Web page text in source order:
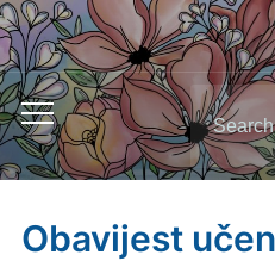
Toggle
mobile
menu
Search
for:
Obavijest